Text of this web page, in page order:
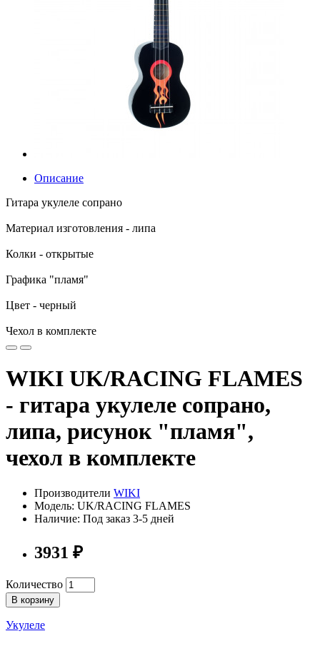
Описание
Гитара укулеле сопрано
Материал изготовления - липа
Колки - открытые
Графика "пламя"
Цвет - черный
Чехол в комплекте
WIKI UK/RACING FLAMES
- гитара укулеле сопрано,
липа, рисунок "пламя",
чехол в комплекте
Производители WIKI
Модель: UK/RACING FLAMES
Наличие: Под заказ 3-5 дней
3931 ₽
Количество
В корзину
Укулеле